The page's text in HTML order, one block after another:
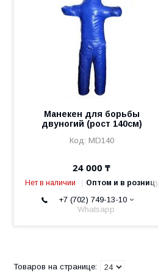
Манекен для борьбы
двуногий (рост 140см)
MD140
24 000 ₸
Нет в наличии Оптом и в розницу
+7 (702) 749-13-10
Whatsapp